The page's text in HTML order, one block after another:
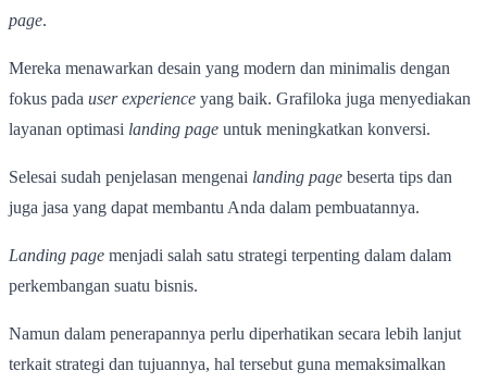
page.
Mereka menawarkan desain yang modern dan minimalis dengan
fokus pada user experience yang baik. Grafiloka juga menyediakan
layanan optimasi landing page untuk meningkatkan konversi.
Selesai sudah penjelasan mengenai landing page beserta tips dan
juga jasa yang dapat membantu Anda dalam pembuatannya.
Landing page menjadi salah satu strategi terpenting dalam dalam
perkembangan suatu bisnis.
Namun dalam penerapannya perlu diperhatikan secara lebih lanjut
terkait strategi dan tujuannya, hal tersebut guna memaksimalkan